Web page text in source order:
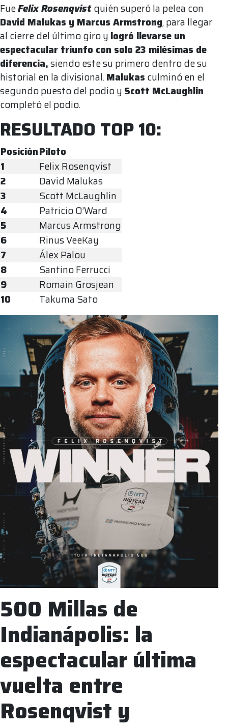
FueFelix Rosenqvistquién superó la pelea con
David Malukas y Marcus Armstrong, para llegar
al cierre del último giro y logró llevarse un
espectacular triunfo con solo 23 milésimas de
diferencia,siendo este su primero dentro de su
historial en la divisional.Malukas culminó en el
segundo puesto del podio y Scott McLaughlin
completó el podio.
RESULTADO TOP 10:
PosiciónPiloto
1
Felix Rosenqvist
2
David Malukas
3
Scott McLaughlin
4
Patricio O’Ward
5
Marcus Armstrong
6
Rinus VeeKay
7
Álex Palou
8
Santino Ferrucci
9
Romain Grosjean
10
Takuma Sato
500 Millas de
Indianápolis: la
espectacular última
vuelta entre
Rosenqvist y